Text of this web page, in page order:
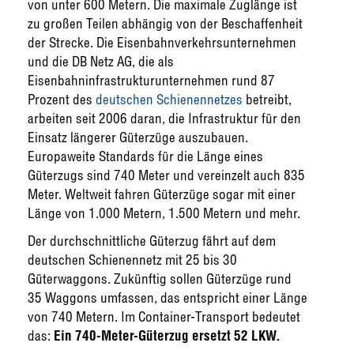
von unter 600 Metern. Die maximale Zuglänge ist
zu großen Teilen abhängig von der Beschaffenheit
der Strecke. Die Eisenbahnverkehrsunternehmen
und die DB Netz AG, die als
Eisenbahninfrastrukturunternehmen rund 87
Prozent des deutschen Schienennetzes betreibt,
arbeiten seit 2006 daran, die Infrastruktur für den
Einsatz längerer Güterzüge auszubauen.
Europaweite Standards für die Länge eines
Güterzugs sind 740 Meter und vereinzelt auch 835
Meter. Weltweit fahren Güterzüge sogar mit einer
Länge von 1.000 Metern, 1.500 Metern und mehr.
Der durchschnittliche Güterzug fährt auf dem
deutschen Schienennetz mit 25 bis 30
Güterwaggons. Zukünftig sollen Güterzüge rund
35 Waggons umfassen, das entspricht einer Länge
von 740 Metern. Im Container-Transport bedeutet
das: Ein 740-Meter-Güterzug ersetzt 52 LKW.